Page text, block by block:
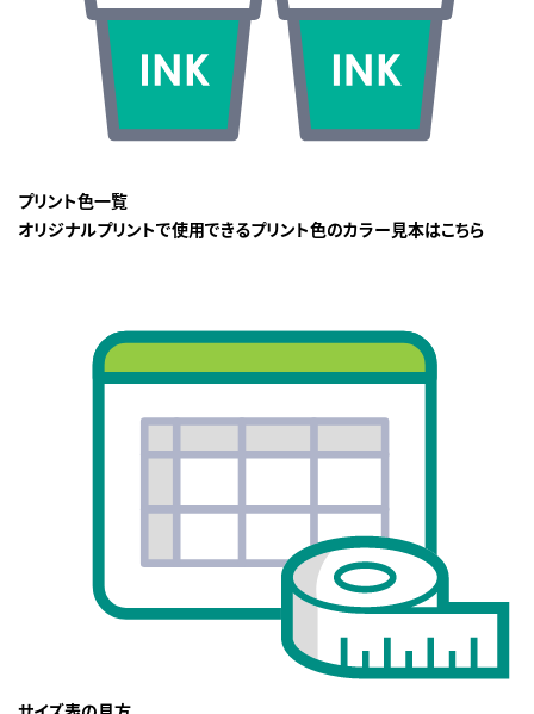
プリント色一覧
オリジナルプリントで使用できるプリント色のカラー見本はこちら